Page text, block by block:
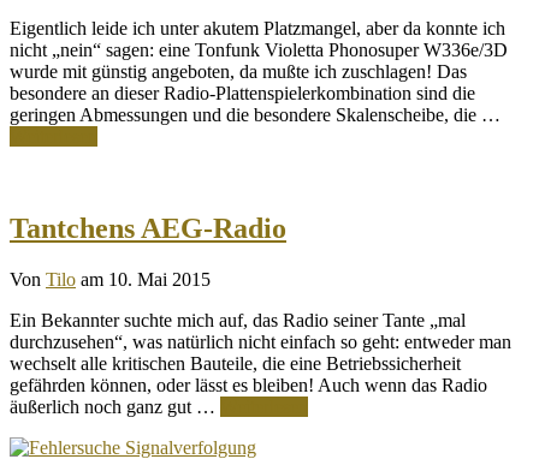
Eigentlich leide ich unter akutem Platzmangel, aber da konnte ich
nicht „nein“ sagen: eine Tonfunk Violetta Phonosuper W336e/3D
wurde mit günstig angeboten, da mußte ich zuschlagen! Das
besondere an dieser Radio-Plattenspielerkombination sind die
geringen Abmessungen und die besondere Skalenscheibe, die …
Tantchens AEG-Radio
Von Tilo am 10. Mai 2015
Ein Bekannter suchte mich auf, das Radio seiner Tante „mal
durchzusehen“, was natürlich nicht einfach so geht: entweder man
wechselt alle kritischen Bauteile, die eine Betriebssicherheit
gefährden können, oder lässt es bleiben! Auch wenn das Radio
äußerlich noch ganz gut …